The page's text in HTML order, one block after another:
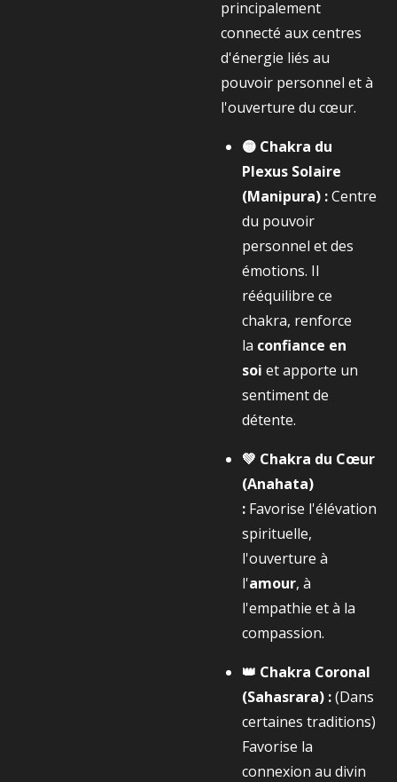
principalement
connecté aux centres
d'énergie liés au
pouvoir personnel et à
l'ouverture du cœur.
🟡 Chakra du
Plexus Solaire
(Manipura) :Centre
du pouvoir
personnel et des
émotions. Il
rééquilibre ce
chakra, renforce
la confiance en
soi et apporte un
sentiment de
détente.
💚 Chakra du Cœur
(Anahata)
: Favorise l'élévation
spirituelle,
l'ouverture à
l'amour, à
l'empathie et à la
compassion.
👑 Chakra Coronal
(Sahasrara) :(Dans
certaines traditions)
Favorise la
connexion au divin